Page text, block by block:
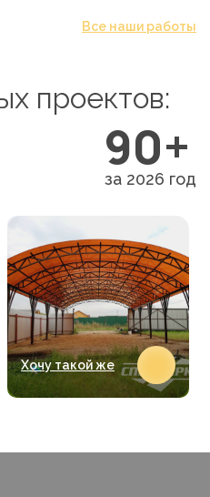
Все наши работы
проектов:
90+
за 2026 год
Хочу такой же